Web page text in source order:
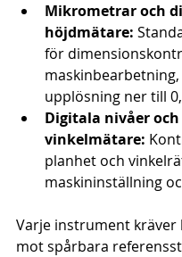
Mikrometrar och
höjdmätare:
för
upplösning ner till
Digitala nivåer och
vinkelmätare:
planhet och
maskininställning
Varje instrument kräver
mot spårbara